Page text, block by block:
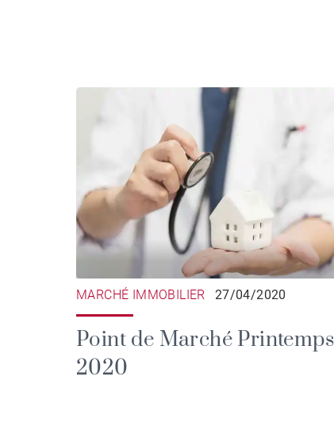
MARCHÉ IMMOBILIER 27/04/2020
Point de Marché Printemps
2020